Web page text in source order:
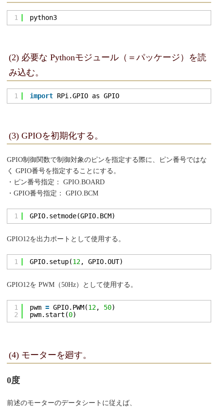
1 python3
(2) 必要な Pythonモジュール（＝パッケージ）を読
み込む。
1 import RPi.GPIO as GPIO
(3) GPIOを初期化する。
GPIO制御関数で制御対象のピンを指定する際に、ピン番号ではな
く GPIO番号を指定することにする。
・ピン番号指定： GPIO.BOARD
・GPIO番号指定： GPIO.BCM
1 GPIO.setmode(GPIO.BCM)
GPIO12を出力ポートとして使用する。
1 GPIO.setup(12, GPIO.OUT)
GPIO12を PWM（50Hz）として使用する。
1
2
pwm = GPIO.PWM(12, 50)
pwm.start(0)
(4) モーターを廻す。
0度
前述のモーターのデータシートに従えば、